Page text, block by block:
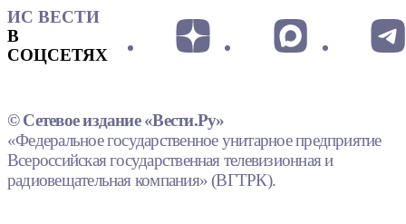
ИС ВЕСТИ
В
СОЦСЕТЯХ
© Сетевое издание «Вести.Ру»
«Федеральное государственное унитарное предприятие
Всероссийская государственная телевизионная и
радиовещательная компания» (ВГТРК).